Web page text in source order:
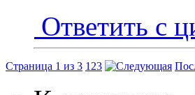
Ответить с
Страница 1 из 3 1 23